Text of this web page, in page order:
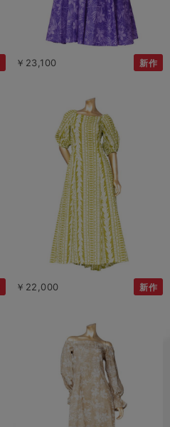
￥23,100 新作
￥22,000 新作